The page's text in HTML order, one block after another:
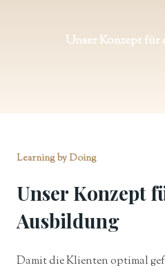
Unser Konzept für
Learning by Doing
Unser Konzept
Ausbildung
Damit die Klienten optimal